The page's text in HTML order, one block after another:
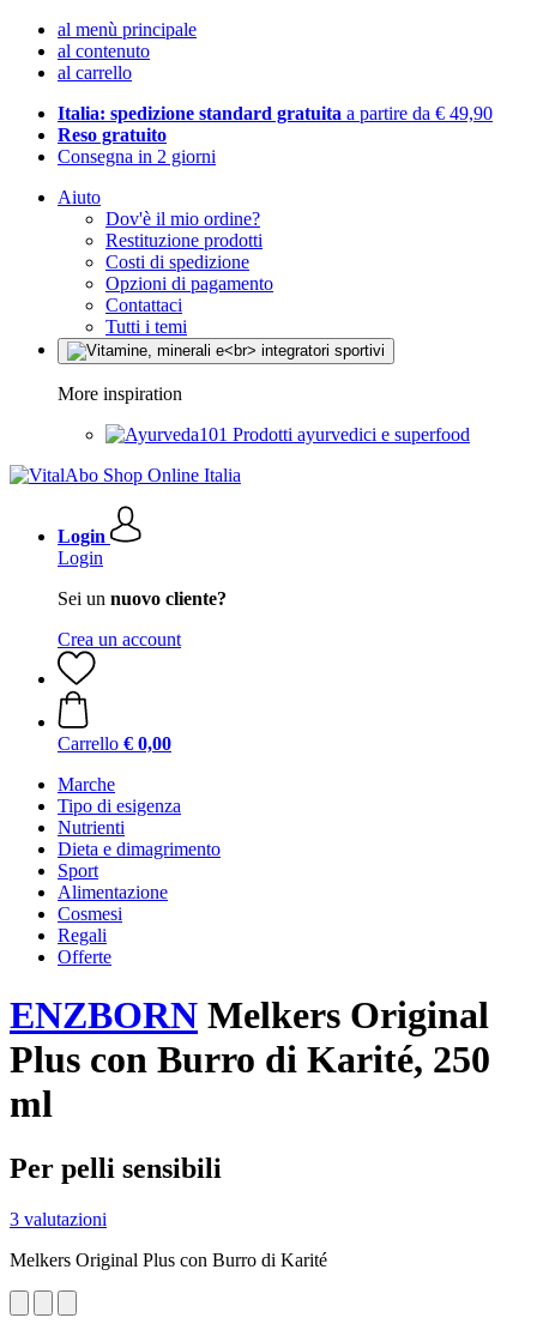
al menù principale
al contenuto
al carrello
Italia: spedizione standard gratuita a partire da € 49,90
Reso gratuito
Consegna in 2 giorni
Aiuto
Dov'è il mio ordine?
Restituzione prodotti
Costi di spedizione
Opzioni di pagamento
Contattaci
Tutti i temi
More inspiration
Prodotti ayurvedici e superfood
Login
Login
Sei un nuovo cliente?
Crea un account
Carrello € 0,00
Marche
Tipo di esigenza
Nutrienti
Dieta e dimagrimento
Sport
Alimentazione
Cosmesi
Regali
Offerte
ENZBORN Melkers Original
Plus con Burro di Karité, 250
ml
Per pelli sensibili
3 valutazioni
Melkers Original Plus con Burro di Karité